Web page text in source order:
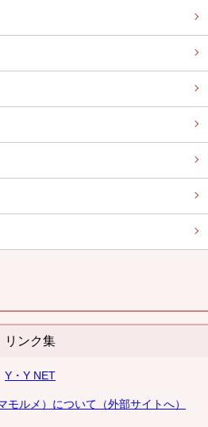
リンク集
Y・Y NET
モルメ）について（外部サイトへ）